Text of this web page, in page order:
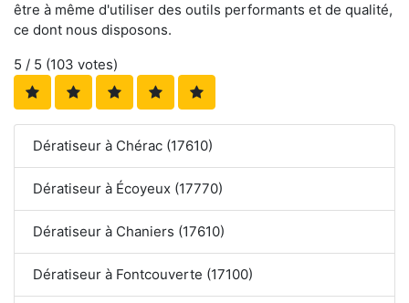
être à même d'utiliser des outils performants et de qualité,
ce dont nous disposons.
5 / 5 (103 votes)
Dératiseur à Chérac (17610)
Dératiseur à Écoyeux (17770)
Dératiseur à Chaniers (17610)
Dératiseur à Fontcouverte (17100)